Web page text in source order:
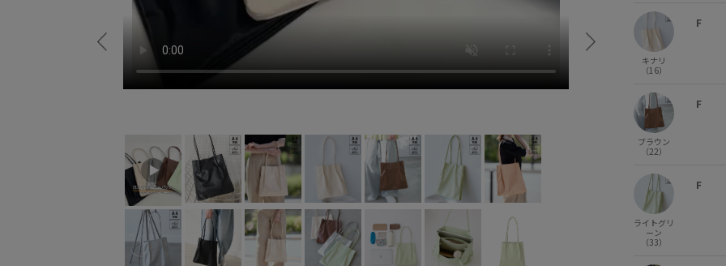
F×
キナリ
（16）
F
ブラウン
（22）
F
ライトグリ
ーン
（33）
F